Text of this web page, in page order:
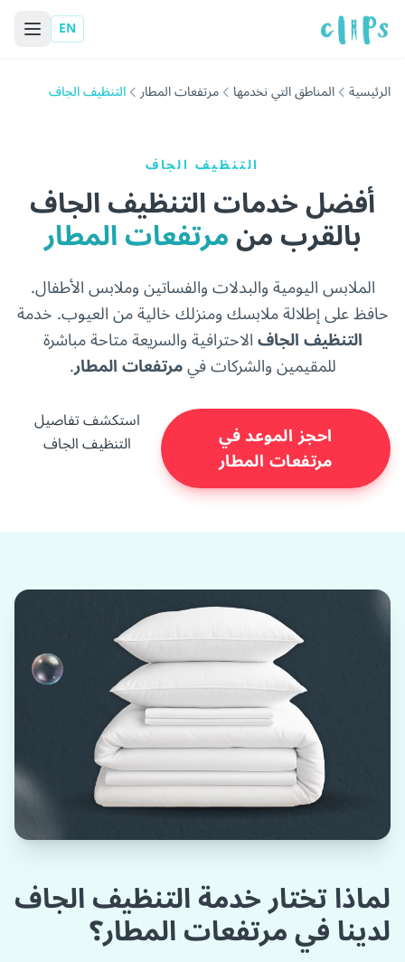
EN
الرئيسية المناطق التي نخدمها مرتفعات المطار التنظيف الجاف
التنظيف الجاف
أفضل خدمات التنظيف الجاف
بالقرب منمرتفعات المطار
الملابس اليومية والبدلات والفساتين وملابس الأطفال.
حافظ على إطلالة ملابسك ومنزلك خالية من العيوب. خدمة
التنظيف الجافالاحترافية والسريعة متاحة مباشرة
للمقيمين والشركات فيمرتفعات المطار.
احجز الموعد في
مرتفعات المطار
استكشف تفاصيل
التنظيف الجاف
لماذا تختار خدمة التنظيف الجاف
لدينا في مرتفعات المطار؟